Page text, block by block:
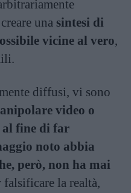
una sintesi di
vicine al vero,
diffusi, vi sono
video o
fine di far
noto abbia
però, non ha mai
falsificare la realtà,